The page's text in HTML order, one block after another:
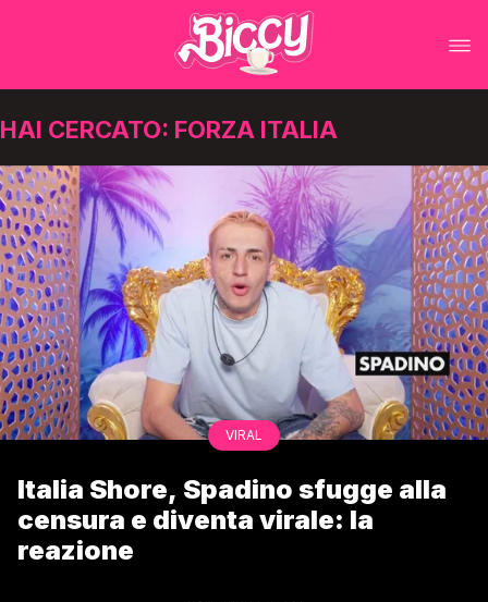
HAI CERCATO: FORZA ITALIA
VIRAL
Italia Shore, Spadino sfugge alla
censura e diventa virale: la
reazione